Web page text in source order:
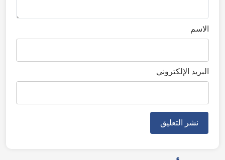
الاسم
البريد الإلكتروني